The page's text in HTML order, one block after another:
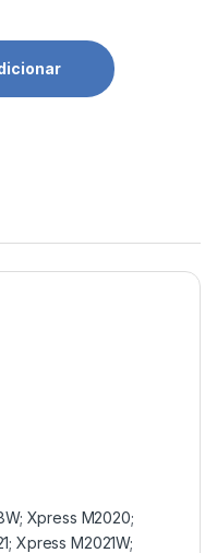
- SU799A/SU810A
Xpress M2020;
Xpress M2021W;